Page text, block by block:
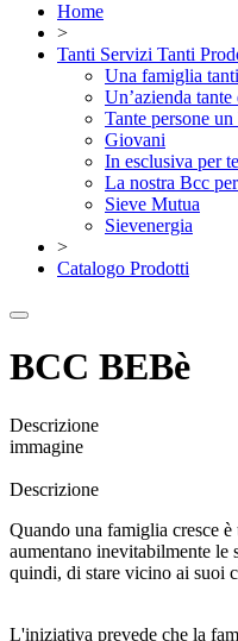
Home
>
Tanti Servizi Tanti
Una famiglia
Un’azienda tante
Tante persone
Giovani
In esclusiva per te
La nostra Bcc
Sieve Mutua
Sievenergia
>
Catalogo Prodotti
BCC BEBè
Descrizione
immagine
Descrizione
Quando una famiglia cresce
aumentano inevitabilmente le
quindi, di stare vicino ai suoi
L'iniziativa prevede che la